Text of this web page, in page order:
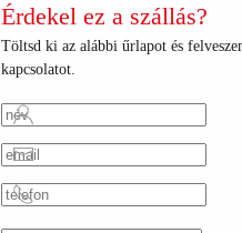
Érdekel ez a szállás?
Töltsd ki az alábbi űrlapot és
kapcsolatot.